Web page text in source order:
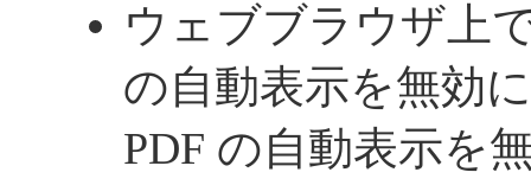
ウェブブラウザ上
の自動表示を無効
PDF の自動表示を